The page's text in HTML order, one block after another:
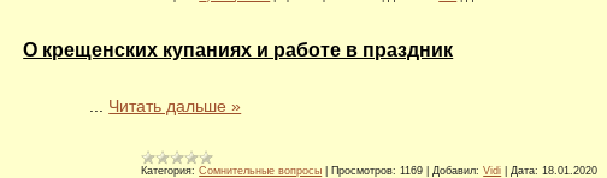
О крещенских купаниях и работе в праздник
... Читать дальше »
Категория: Сомнительные вопросы Просмотров: 1169 Добавил: Vidi Дата: 18.01.2020